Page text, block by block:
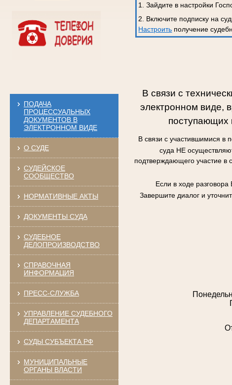
ПОДАЧА
ПРОЦЕССУАЛЬНЫХ
ДОКУМЕНТОВ В
ЭЛЕКТРОННОМ ВИДЕ
О СУДЕ
СУДЕЙСКОЕ
СООБЩЕСТВО
НОРМАТИВНЫЕ АКТЫ
ДОКУМЕНТЫ СУДА
СУДЕБНОЕ
ДЕЛОПРОИЗВОДСТВО
СПРАВОЧНАЯ
ИНФОРМАЦИЯ
ПРЕСС-СЛУЖБА
УПРАВЛЕНИЕ СУДЕБНОГО
ДЕПАРТАМЕНТА
СУДЫ СУБЪЕКТА РФ
МУНИЦИПАЛЬНЫЕ
ОРГАНЫ ВЛАСТИ
1. Зайдите в настройки
2. Включите подписку на
Настроить получение
В связи с
электронном виде,
поступающих
В связи с участившимися в
суда НЕ
подтверждающего участие в
Если в ходе
Завершите диалог и